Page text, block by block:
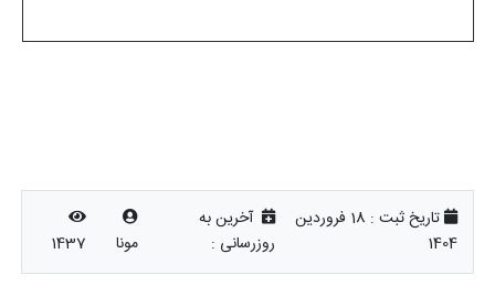
تاریخ ثبت :
18 فروردین
1404
آخرین به
روزرسانی :
مونا 1437